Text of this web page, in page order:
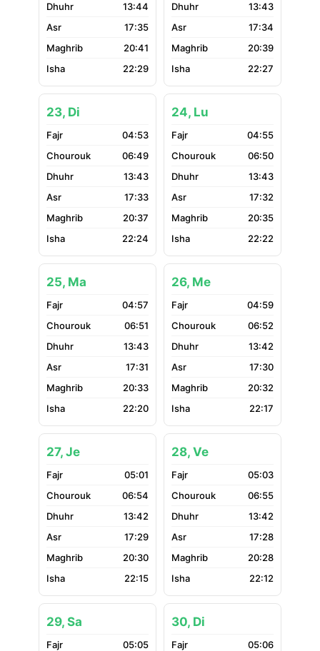
13:44
17:35
20:41
22:29
13:43
17:34
20:39
22:27
23, Di
04:53
06:49
13:43
17:33
20:37
22:24
24, Lu
04:55
06:50
13:43
17:32
20:35
22:22
25, Ma
04:57
06:51
13:43
17:31
20:33
22:20
26, Me
04:59
06:52
13:42
17:30
20:32
22:17
27, Je
05:01
06:54
13:42
17:29
20:30
22:15
28, Ve
05:03
06:55
13:42
17:28
20:28
22:12
29, Sa
05:05
30, Di
05:06